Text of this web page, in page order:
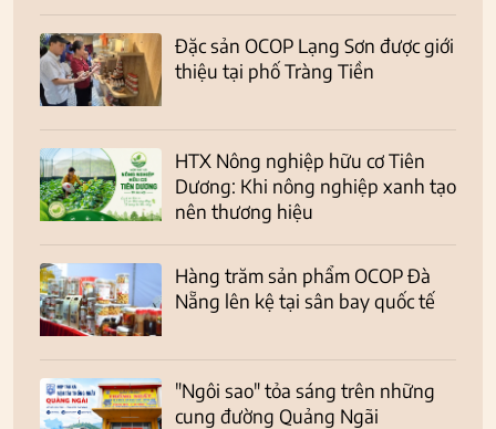
Đặc sản OCOP Lạng Sơn được giới
thiệu tại phố Tràng Tiền
HTX Nông nghiệp hữu cơ Tiên
Dương: Khi nông nghiệp xanh tạo
nên thương hiệu
Hàng trăm sản phẩm OCOP Đà
Nẵng lên kệ tại sân bay quốc tế
"Ngôi sao" tỏa sáng trên những
cung đường Quảng Ngãi